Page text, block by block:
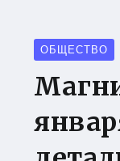
ОБЩЕСТВО